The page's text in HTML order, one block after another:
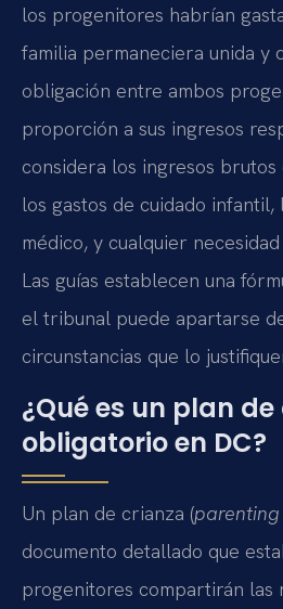
los progenitores habrían
familia permaneciera unida y
obligación entre ambos
proporción a sus ingresos
considera los ingresos
los gastos de cuidado
médico, y cualquier
Las guías establecen una
el tribunal puede apartarse
circunstancias que lo
¿Qué es un plan
obligatorio en DC?
Un plan de crianza (
documento detallado que
progenitores compartirán las